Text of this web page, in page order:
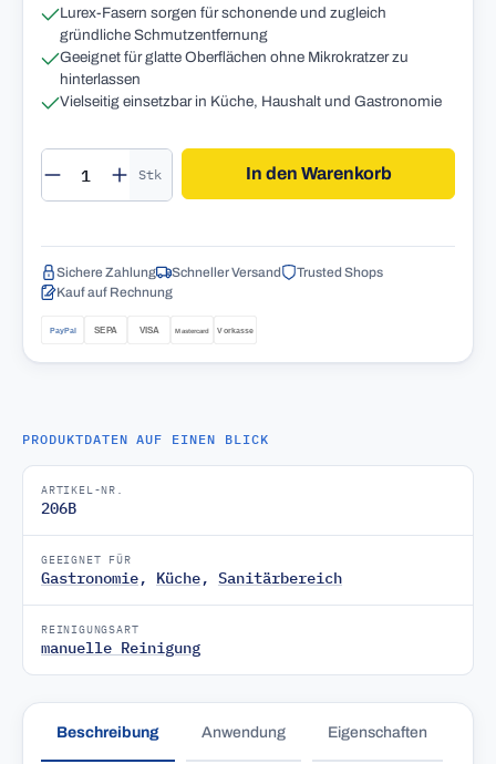
Lurex-Fasern sorgen für schonende und zugleich
gründliche Schmutzentfernung
Geeignet für glatte Oberflächen ohne Mikrokratzer zu
hinterlassen
Vielseitig einsetzbar in Küche, Haushalt und Gastronomie
Produkt Anzahl: Gib den gewünschten
Stk In den Warenkorb
Sichere Zahlung Schneller Versand
Trusted Shops
Kauf auf Rechnung
PRODUKTDATEN AUF EINEN BLICK
ARTIKEL-NR.
206B
GEEIGNET FÜR
Gastronomie, Küche, Sanitärbereich
REINIGUNGSART
manuelle Reinigung
Beschreibung Anwendung Eigenschaften